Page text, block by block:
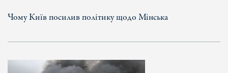
Чому Київ посилив політику щодо Мінська